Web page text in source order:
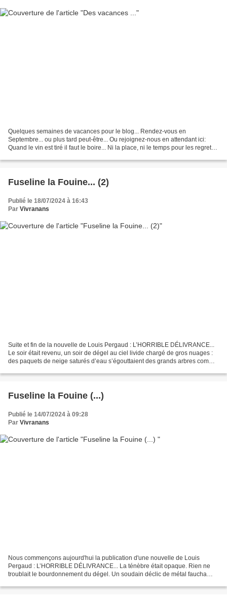
Quelques semaines de vacances pour le blog... Rendez-vous en
Septembre... ou plus tard peut-être... Ou rejoignez-nous en attendant ici:
Quand le vin est tiré il faut le boire... Ni la place, ni le temps pour les regrets,
Fuseline la Fouine... (2)
Publié le 18/07/2024 à 16:43
Par Vivranans
Suite et fin de la nouvelle de Louis Pergaud : L’HORRIBLE DÉLIVRANCE...
Le soir était revenu, un soir de dégel au ciel livide chargé de gros nuages :
des paquets de neige saturés d’eau s’égouttaient des grands arbres comme
Fuseline la Fouine (...)
Publié le 14/07/2024 à 09:28
Par Vivranans
Nous commençons aujourd'hui la publication d'une nouvelle de Louis
Pergaud : L’HORRIBLE DÉLIVRANCE... La ténèbre était opaque. Rien ne
troublait le bourdonnement du dégel. Un soudain déclic de métal faucha